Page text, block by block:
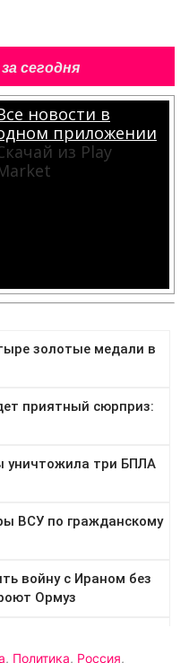
сегодня
новости в
приложении
из Play
, Политика, Россия,